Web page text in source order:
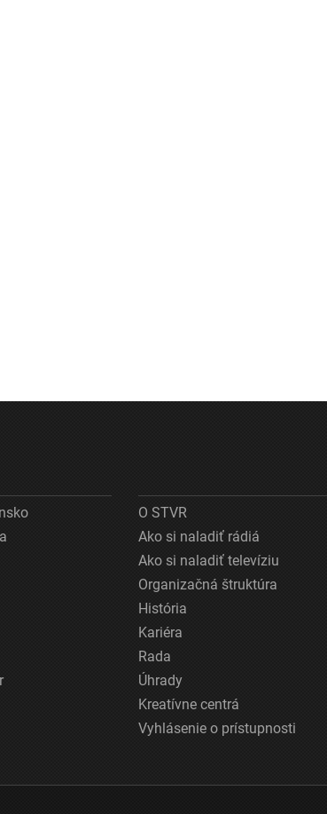
O STVR
Ako si naladiť rádiá
Ako si naladiť televíziu
Organizačná štruktúra
História
Kariéra
Rada
Úhrady
Kreatívne centrá
Vyhlásenie o prístupnosti